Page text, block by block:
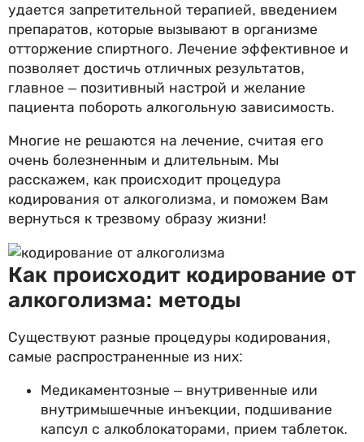
удается запретительной терапией, введением
препаратов, которые вызывают в организме
отторжение спиртного. Лечение эффективное и
позволяет достичь отличных результатов,
главное – позитивный настрой и желание
пациента побороть алкогольную зависимость.
Многие не решаются на лечение, считая его
очень болезненным и длительным. Мы
расскажем, как происходит процедура
кодирования от алкоголизма, и поможем Вам
вернуться к трезвому образу жизни!
Как происходит кодирование от
алкоголизма: методы
Существуют разные процедуры кодирования,
самые распространенные из них:
Медикаментозные – внутривенные или
внутримышечные инъекции, подшивание
капсул с алкоблокаторами, прием таблеток.